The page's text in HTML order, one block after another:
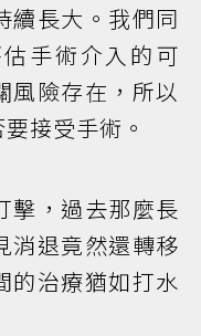
續長大。我們同
手術介入的可
風險存在，所以
接受手術。
擊，過去那麼長
消退竟然還轉移
的治療猶如打水